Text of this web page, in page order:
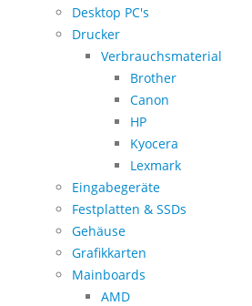
Desktop PC's
Drucker
Verbrauchsmaterial
Brother
Canon
HP
Kyocera
Lexmark
Eingabegeräte
Festplatten & SSDs
Gehäuse
Grafikkarten
Mainboards
AMD